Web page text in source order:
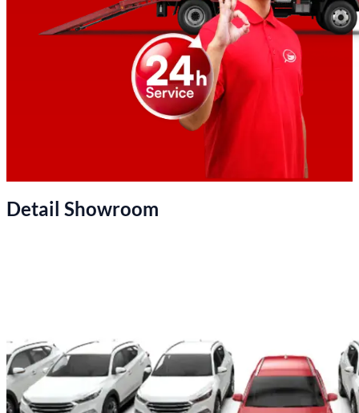
Detail Showroom